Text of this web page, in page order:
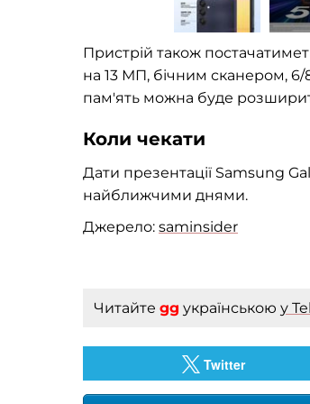
Пристрій також
на 13 МП, бічним сканером,
пам'ять можна буде
Коли чекати
Дати презентації Samsung
найближчими днями.
Джерело: saminsider
Читайте gg українською у
Twitter